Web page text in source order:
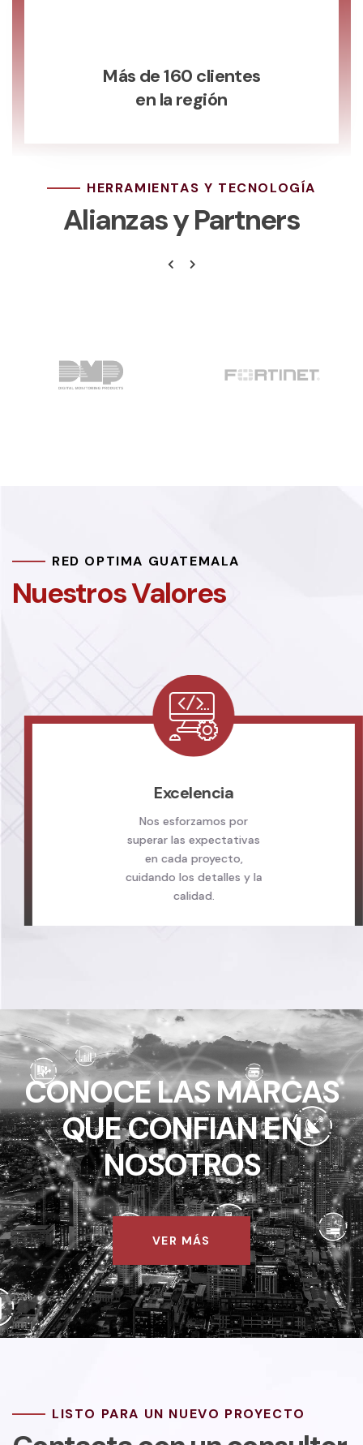
Más de 160 clientes
en la región
HERRAMIENTAS Y TECNOLOGÍA
Alianzas y Partners
RED OPTIMA GUATEMALA
Nuestros Valores
Excelencia
Nos esforzamos por
superar las expectativas
en cada proyecto,
cuidando los detalles y la
calidad.
CONOCE LAS MARCAS
QUE CONFIAN EN
NOSOTROS
VER MÁS
LISTO PARA UN NUEVO PROYECTO